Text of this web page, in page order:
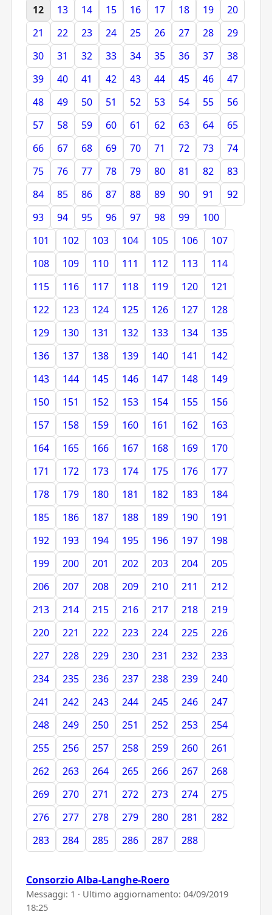
12
13 14 15 16 17 18 19
20
21
22 23 24 25 26 27 28
29
30
31 32 33 34 35 36 37
38
39
40 41 42 43 44 45 46
47
48
49 50 51 52 53 54 55
56
57
58 59 60 61 62 63 64
65
66
67 68 69 70 71 72 73
74
75
76 77 78 79 80 81 82
83
84
85 86 87 88 89 90 91
92
93
94 95 96 97 98 99
100
101
102 103 104 105 106
107
108
109 110 111 112 113
114
115
116 117 118 119 120
121
122
123 124 125 126 127
128
129
130 131 132 133 134
135
136
137 138 139 140 141
142
143
144 145 146 147 148
149
150
151 152 153 154 155
156
157
158 159 160 161 162
163
164
165 166 167 168 169
170
171
172 173 174 175 176
177
178
179 180 181 182 183
184
185
186 187 188 189 190
191
192
193 194 195 196 197
198
199
200 201 202 203 204
205
206
207 208 209 210 211
212
213
214 215 216 217 218
219
220
221 222 223 224 225
226
227
228 229 230 231 232
233
234
235 236 237 238 239
240
241
242 243 244 245 246
247
248
249 250 251 252 253
254
255
256 257 258 259 260
261
262
263 264 265 266 267
268
269
270 271 272 273 274
275
276
277 278 279 280 281
282
283
284 285 286 287 288
Consorzio Alba-Langhe-Roero
Messaggi: 1 · Ultimo aggiornamento: 04/09/2019
18:25